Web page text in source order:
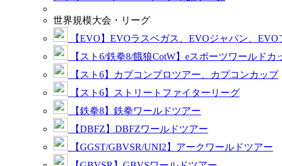
世界規模大会・リーグ
【EVO】EVOラスベガス、EVOジャパン、
【スト6/鉄拳8/餓狼CotW】eスポーツワールドカ
【スト6】カプコンプロツアー、カプコンカップ
【スト6】ストリートファイターリーグ
【鉄拳8】鉄拳ワールドツアー
【DBFZ】DBFZワールドツアー
【GGST/GBVSR/UNI2】アークワールドツアー